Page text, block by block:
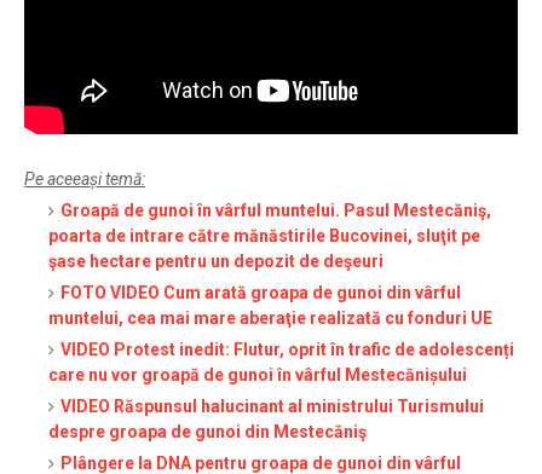
Pe aceeași temă:
Groapă de gunoi în vârful muntelui. Pasul Mestecăniş,
poarta de intrare către mănăstirile Bucovinei, sluţit pe
şase hectare pentru un depozit de deşeuri
FOTO VIDEO Cum arată groapa de gunoi din vârful
muntelui, cea mai mare aberaţie realizată cu fonduri UE
VIDEO Protest inedit: Flutur, oprit în trafic de adolescenți
care nu vor groapă de gunoi în vârful Mestecănișului
VIDEO Răspunsul halucinant al ministrului Turismului
despre groapa de gunoi din Mestecăniş
Plângere la DNA pentru groapa de gunoi din vârful